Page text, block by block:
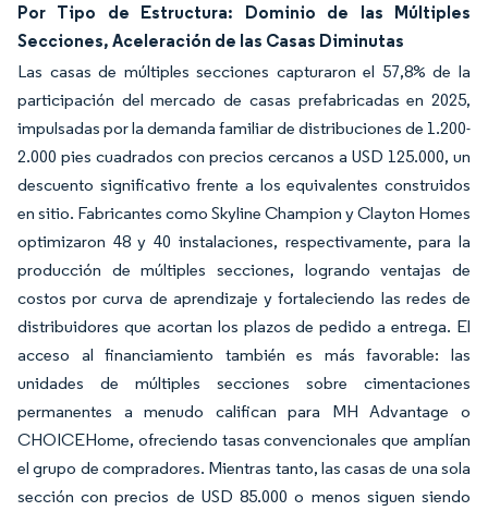
Por Tipo de Estructura: Dominio de las Múltiples
Secciones, Aceleración de las Casas Diminutas
Las casas de múltiples secciones capturaron el 57,8% de la
participación del mercado de casas prefabricadas en 2025,
impulsadas por la demanda familiar de distribuciones de 1.200-
2.000 pies cuadrados con precios cercanos a USD 125.000, un
descuento significativo frente a los equivalentes construidos
en sitio. Fabricantes como Skyline Champion y Clayton Homes
optimizaron 48 y 40 instalaciones, respectivamente, para la
producción de múltiples secciones, logrando ventajas de
costos por curva de aprendizaje y fortaleciendo las redes de
distribuidores que acortan los plazos de pedido a entrega. El
acceso al financiamiento también es más favorable: las
unidades de múltiples secciones sobre cimentaciones
permanentes a menudo califican para MH Advantage o
CHOICEHome, ofreciendo tasas convencionales que amplían
el grupo de compradores. Mientras tanto, las casas de una sola
sección con precios de USD 85.000 o menos siguen siendo